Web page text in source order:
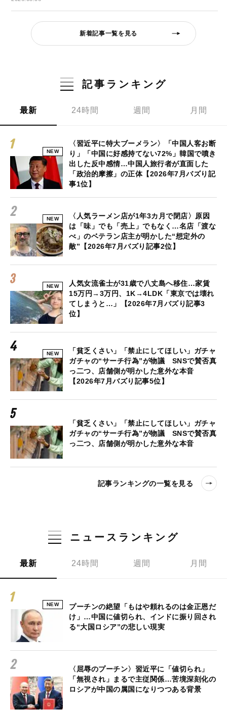
新着記事一覧を見る
記事ランキング
最新 24時間 週間 月間
NEW
〈習近平に特大ブーメラン〉「中国人客お断
り」「中国に好感持てない72%」韓国で噴き
出した反中感情…中国人旅行者が直面した
「政治的摩擦」の正体【2026年7月バズり記
事1位】
NEW
〈人気ラーメン店が1年3カ月で閉店〉原因
は「味」でも「売上」でもなく…名店「渡な
べ」のベテラン店主が明かした“想定外の
敵”【2026年7月バズり記事2位】
NEW
人気女流雀士が31歳で八丈島へ移住…家賃
15万円→3万円、1K→4LDK「東京では壊れ
てしまうと…」【2026年7月バズり記事3
位】
NEW
「貧乏くさい」「禁止にしてほしい」ガチャ
ガチャの“サーチ行為”が物議 SNSで賛否真
っ二つ、店舗側が明かした意外な本音
【2026年7月バズり記事5位】
「貧乏くさい」「禁止にしてほしい」ガチャ
ガチャの“サーチ行為”が物議 SNSで賛否真
っ二つ、店舗側が明かした意外な本音
記事ランキングの一覧を見る
ニュースランキング
最新 24時間 週間 月間
NEW
プーチンの絶望「もはや頼れるのは金正恩だ
け」…中国に値切られ、インドに振り回され
る“大国ロシア”の悲しい現実
〈屈辱のプーチン〉習近平に「値切られ」
「無視され」まるで主従関係…苦境深刻化の
ロシアが中国の属国になりつつある背景